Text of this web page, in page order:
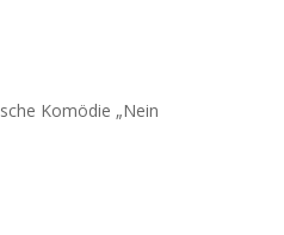
Komödie „Nein